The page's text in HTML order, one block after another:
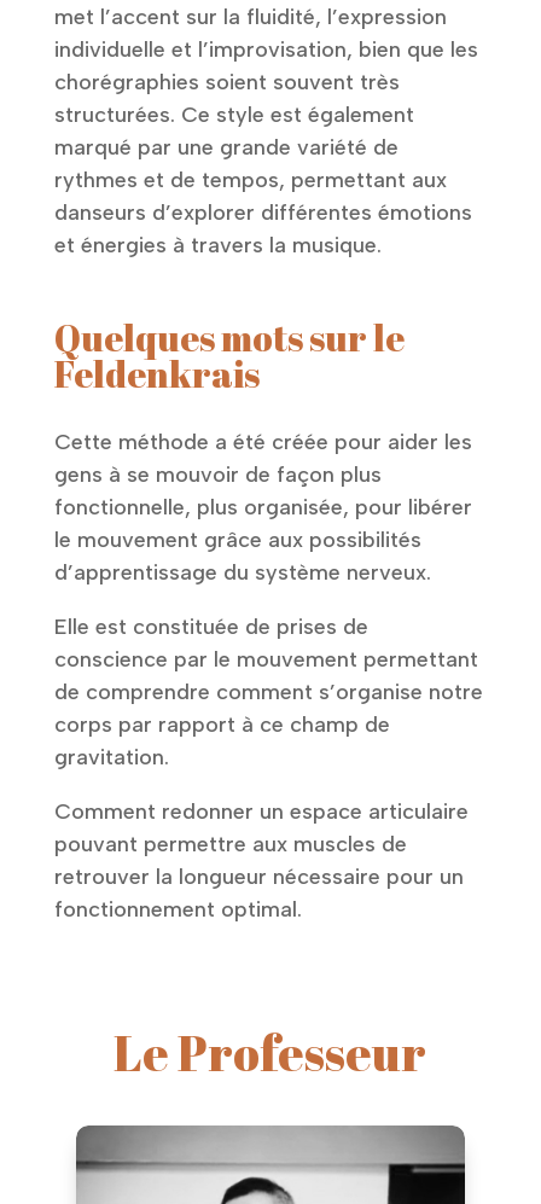
met l’accent sur la fluidité, l’expression
individuelle et l’improvisation, bien que les
chorégraphies soient souvent très
structurées. Ce style est également
marqué par une grande variété de
rythmes et de tempos, permettant aux
danseurs d’explorer différentes émotions
et énergies à travers la musique.
Quelques mots sur le
Feldenkrais
Cette méthode a été créée pour aider les
gens à se mouvoir de façon plus
fonctionnelle, plus organisée, pour libérer
le mouvement grâce aux possibilités
d’apprentissage du système nerveux.
Elle est constituée de prises de
conscience par le mouvement permettant
de comprendre comment s’organise notre
corps par rapport à ce champ de
gravitation.
Comment redonner un espace articulaire
pouvant permettre aux muscles de
retrouver la longueur nécessaire pour un
fonctionnement optimal.
Le Professeur